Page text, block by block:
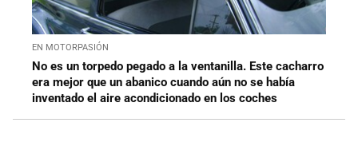
EN MOTORPASIÓN
No es un torpedo pegado a la ventanilla. Este cacharro
era mejor que un abanico cuando aún no se había
inventado el aire acondicionado en los coches